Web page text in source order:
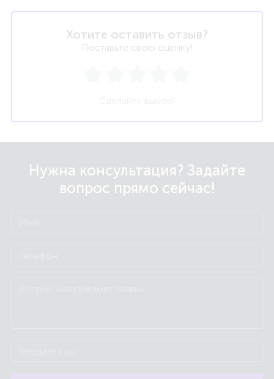
Хотите оставить отзыв?
Поставьте свою оценку!
Нужна консультация? Задайте
вопрос прямо сейчас!